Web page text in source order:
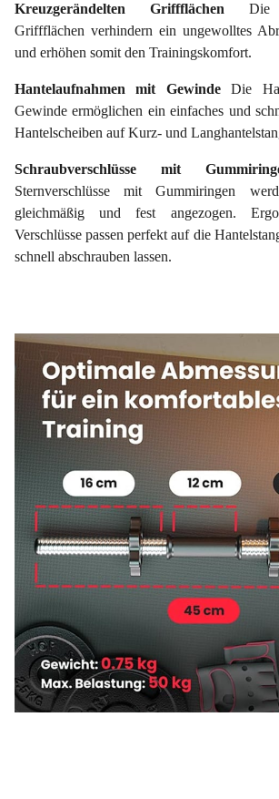
Kreuzgerändelten Griffflächen Die
Griffflächen verhindern ein ungewolltes
und erhöhen somit den Trainingskomfort.
Hantelaufnahmen mit GewindeDie
Gewinde ermöglichen ein einfaches und
Hantelscheiben auf Kurz- und
Schraubverschlüsse mit
Sternverschlüsse mit Gummiringen
gleichmäßig und fest angezogen.
Verschlüsse passen perfekt auf die
schnell abschrauben lassen.